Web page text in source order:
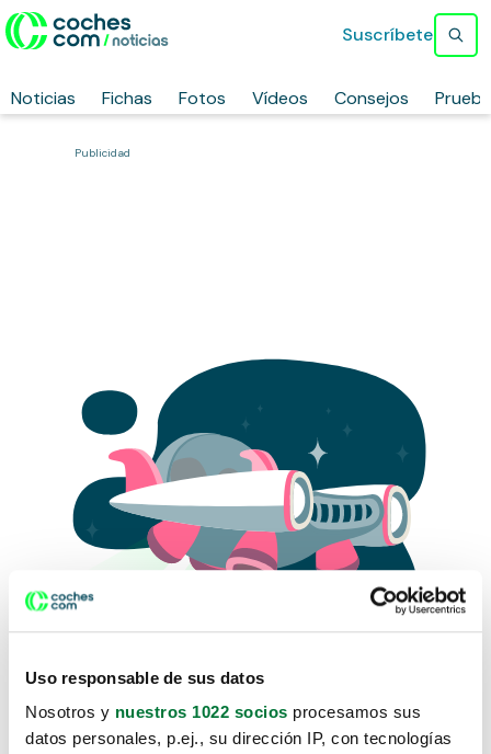
Uso responsable de sus datos
Nosotros y nuestros 1022 socios procesamos sus
datos personales, p.ej., su dirección IP, con tecnologías
Noticias Fichas Fotos Vídeos Consejos
Suscríbete
Publicidad